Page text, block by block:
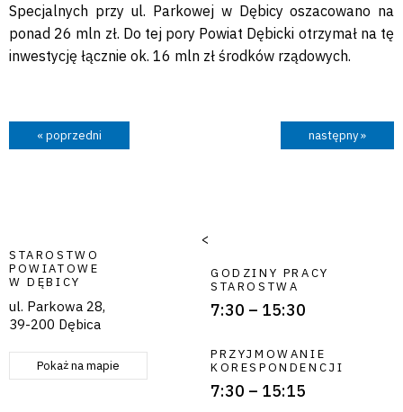
Specjalnych przy ul. Parkowej w Dębicy oszacowano na
ponad 26 mln zł. Do tej pory Powiat Dębicki otrzymał na tę
inwestycję łącznie ok. 16 mln zł środków rządowych.
« poprzedni następny »
STAROSTWO
POWIATOWE
W DĘBICY
ul. Parkowa 28,
39-200 Dębica
Pokaż na mapie
<
GODZINY PRACY
STAROSTWA
7:30 – 15:30
PRZYJMOWANIE
KORESPONDENCJI
7:30 – 15:15